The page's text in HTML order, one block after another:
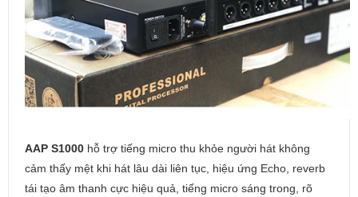
AAP S1000 hỗ trợ tiếng micro thu khỏe người hát không
cảm thấy mệt khi hát lâu dài liên tục, hiệu ứng Echo, reverb
tái tạo âm thanh cực hiệu quả, tiếng micro sáng trong, rõ